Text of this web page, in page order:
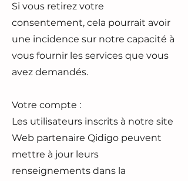
Si vous retirez votre
consentement, cela pourrait avoir
une incidence sur notre capacité à
vous fournir les services que vous
avez demandés.
Votre compte :
Les utilisateurs inscrits à notre site
Web partenaire Qidigo peuvent
mettre à jour leurs
renseignements dans la